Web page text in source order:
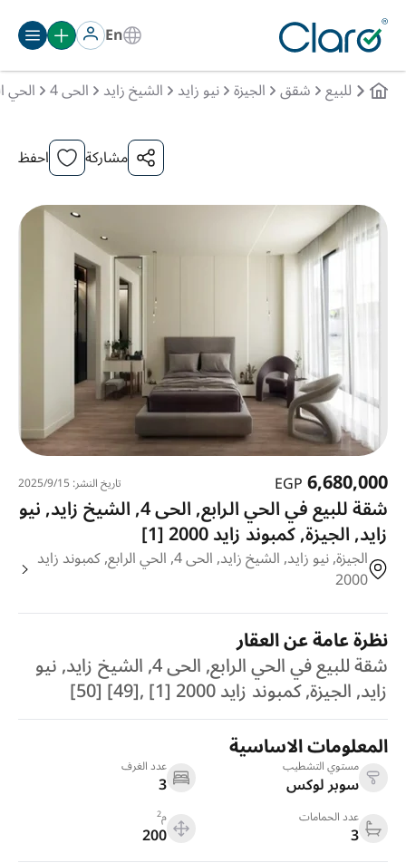
En
للبيع شقق الجيزة نيو زايد الشيخ زايد الحى 4 الحي
مشاركة احفظ
6,680,000
EGP تاريخ النشر: 15‏‏/9‏‏/2025
شقة للبيع في الحي الرابع, الحى 4, الشيخ زايد, نيو
زايد, الجيزة, كمبوند زايد 2000 [1]
الجيزة, نيو زايد, الشيخ زايد, الحى 4, الحي الرابع, كمبوند زايد
2000
نظرة عامة عن العقار
شقة للبيع في الحي الرابع, الحى 4, الشيخ زايد, نيو
زايد, الجيزة, كمبوند زايد 2000 [1] ,[49] [50]
المعلومات الاساسية
مستوي التشطيب
سوبر لوكس
عدد الغرف
3
عدد الحمامات
3
م2
200